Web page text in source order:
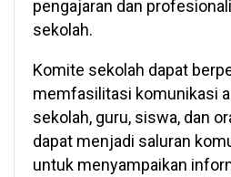
pengajaran dan
sekolah.
Komite sekolah dapat
memfasilitasi komunikasi
sekolah, guru, siswa, dan
dapat menjadi saluran
untuk menyampaikan